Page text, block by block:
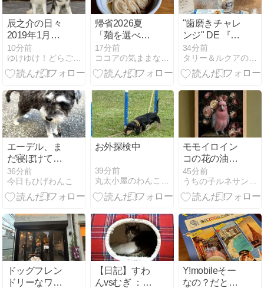
辰之介の日々
2019年1月
（家に来て
2137日目）
10分前
ゆけゆけ！どらごんず
帰省2026夏
「麺を選べる
讃岐うどん
屋」
17分前
"歯磨きチャレ
ンジ" DE 『お
見事ピカピカ
賞！』受賞✨
34分前
タリー＆ルクアのあしあと〜キッキがくれた宝物たち〜
エーデル、ま
だ寝ぼけて
る？？
36分前
今日もひげわんこ
お外探検中
39分前
丸太小屋のわんこライフ2
モモイロイン
コの花の油絵
風アート額装
プリントがで
きました！
45分前
ドッグフレン
ドリーなワイ
【日記】すわ
んvsむぎ ：嬉
Y!mobileそー
なの？だとし